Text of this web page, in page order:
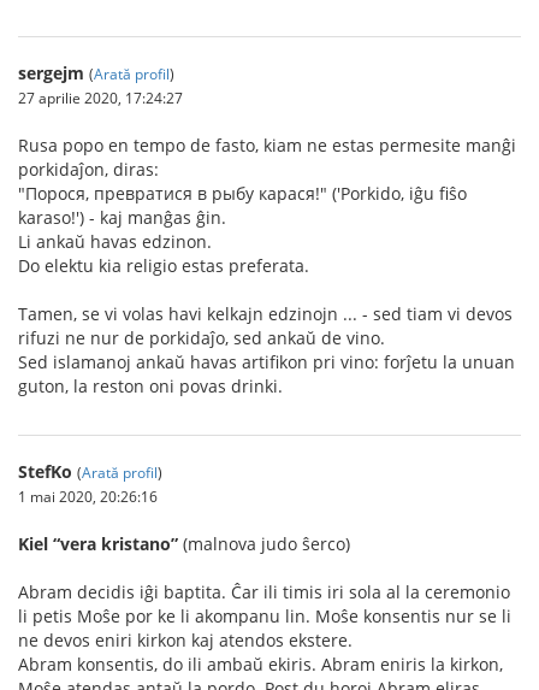
sergejm (Arată profil)
27 aprilie 2020, 17:24:27
Rusa popo en tempo de fasto, kiam ne estas permesite manĝi
porkidaĵon, diras:
"Порося, превратися в рыбу карася!" ('Porkido, iĝu fiŝo
karaso!') - kaj manĝas ĝin.
Li ankaŭ havas edzinon.
Do elektu kia religio estas preferata.
Tamen, se vi volas havi kelkajn edzinojn ... - sed tiam vi devos
rifuzi ne nur de porkidaĵo, sed ankaŭ de vino.
Sed islamanoj ankaŭ havas artifikon pri vino: forĵetu la unuan
guton, la reston oni povas drinki.
StefKo (Arată profil)
1 mai 2020, 20:26:16
Kiel “vera kristano” (malnova judo ŝerco)
Abram decidis iĝi baptita. Ĉar ili timis iri sola al la ceremonio
li petis Moŝe por ke li akompanu lin. Moŝe konsentis nur se li
ne devos eniri kirkon kaj atendos ekstere.
Abram konsentis, do ili ambaŭ ekiris. Abram eniris la kirkon,